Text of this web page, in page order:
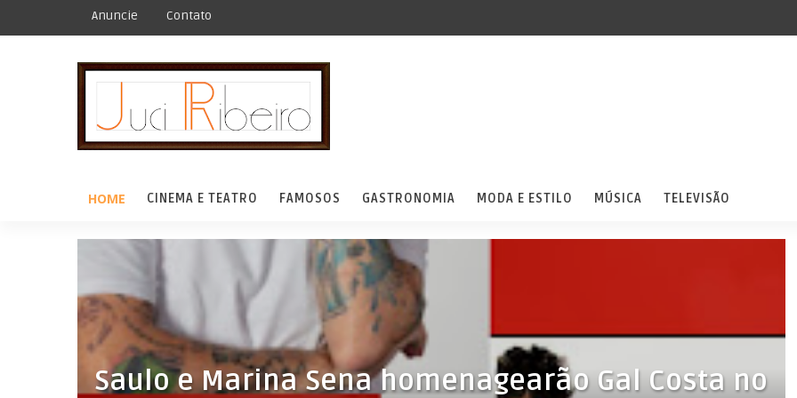
Anuncie Contato
HOME CINEMA E TEATRO FAMOSOS GASTRONOMIA MODA E ESTILO MÚSICA TELEVISÃO
Saulo e Marina Sena homenagearão Gal Costa no